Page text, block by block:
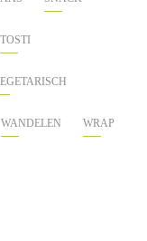
TOSTI
WANDELEN WRAP